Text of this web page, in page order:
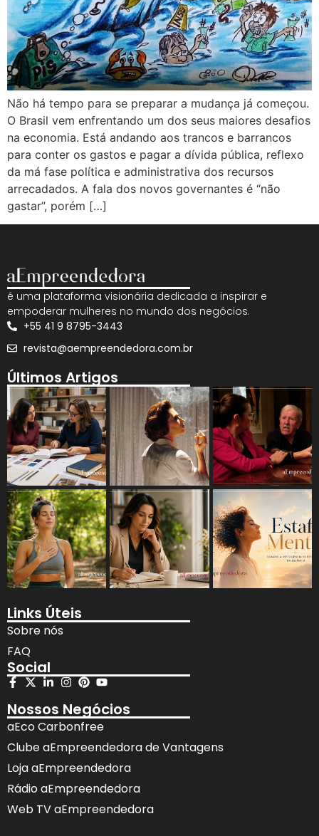
Não há tempo para se preparar a mudança já começou.
O Brasil vem enfrentando um dos seus maiores desafios
na economia. Está andando aos trancos e barrancos
para conter os gastos e pagar a dívida pública, reflexo
da má fase política e administrativa dos recursos
arrecadados. A fala dos novos governantes é “não
gastar”, porém […]
é uma plataforma visionária dedicada a inspirar e
empoderar mulheres no mundo dos negócios.
+55 41 9 8795-3443
revista@aempreendedora.com.br
Últimos Artigos
Links Úteis
Sobre nós
FAQ
Social
Nossos Negócios
aEco Carbonfree
Clube aEmpreendedora de Vantagens
Loja aEmpreendedora
Rádio aEmpreendedora
Web TV aEmpreendedora